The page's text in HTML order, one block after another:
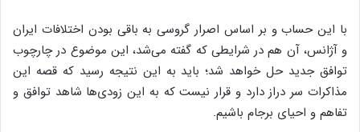
با این حساب و بر اساس اصرار گروسی به باقی بودن اختلافات ایران
و آژانس، آن هم در شرایطی که گفته می‌شد، این موضوع در چارچوب
توافق جدید حل خواهد شد؛ باید به این نتیجه رسید که قصه این
مذاکرات سر دراز دارد و قرار نیست که به این زودی‌ها شاهد توافق و
تفاهم و احیای برجام باشیم.